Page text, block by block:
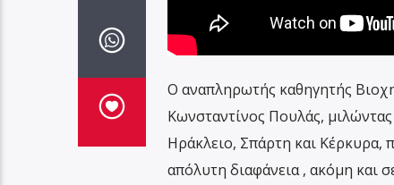
Ο αναπληρωτής καθηγητής
Κωνσταντίνος Πουλάς,
Ηράκλειο, Σπάρτη και Κέρκυρα,
απόλυτη διαφάνεια , ακόμη και